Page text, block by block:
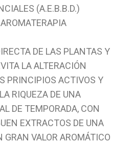
(A.E.B.B.D.)
DE LAS PLANTAS Y
LA ALTERACIÓN
PRINCIPIOS ACTIVOS Y
RIQUEZA DE UNA
DE TEMPORADA, CON
EXTRACTOS DE UNA
GRAN VALOR AROMÁTICO